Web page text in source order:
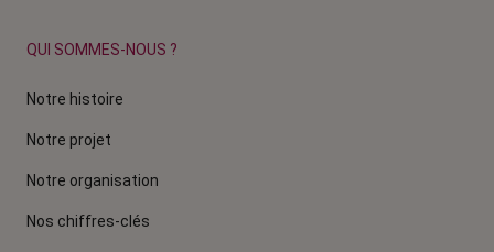
QUI SOMMES-NOUS ?
Notre histoire
Notre projet
Notre organisation
Nos chiffres-clés